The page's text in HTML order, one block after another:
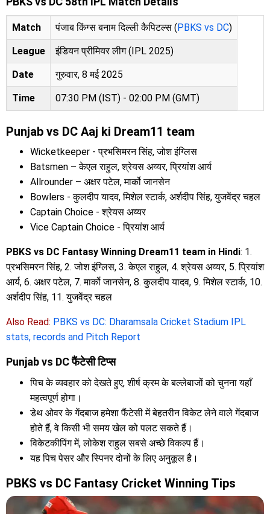
Match पंजाब किंग्स बनाम दिल्ली कैपिटल्स (PBKS vs DC)
League इंडियन प्रीमियर लीग (IPL 2025)
Date गुरुवार, 8 मई 2025
Time 07:30 PM (IST) - 02:00 PM (GMT)
Punjab vs DC Aaj ki Dream11 team
Wicketkeeper - प्रभसिमरन सिंह, जोश इंग्लिस
Batsmen – केएल राहुल, श्रेयस अय्यर, प्रियांश आर्य
Allrounder – अक्षर पटेल, मार्को जानसेन
Bowlers - कुलदीप यादव, मिशेल स्टार्क, अर्शदीप सिंह, युजवेंद्र चहल
Captain Choice - श्रेयस अय्यर
Vice Captain Choice - प्रियांश आर्य
PBKS vs DC Fantasy Winning Dream11 team in Hindi: 1.
प्रभसिमरन सिंह, 2. जोश इंग्लिस, 3. केएल राहुल, 4. श्रेयस अय्यर, 5. प्रियांश
आर्य, 6. अक्षर पटेल, 7. मार्को जानसेन, 8. कुलदीप यादव, 9. मिशेल स्टार्क, 10.
अर्शदीप सिंह, 11. युजवेंद्र चहल
Also Read: PBKS vs DC: Dharamsala Cricket Stadium IPL
stats, records and Pitch Report
Punjab vs DC फैंटेसी टिप्स
पिच के व्यवहार को देखते हुए, शीर्ष क्रम के बल्लेबाजों को चुनना यहाँ
महत्वपूर्ण होगा।
डेथ ओवर के गेंदबाज हमेशा फैंटेसी में बेहतरीन विकेट लेने वाले गेंदबाज
होते हैं, वे किसी भी समय खेल को पलट सकते हैं।
विकेटकीपिंग में, लोकेश राहुल सबसे अच्छे विकल्प हैं।
यह पिच पेसर और स्पिनर दोनों के लिए अनुकूल है।
PBKS vs DC Fantasy Cricket Winning Tips